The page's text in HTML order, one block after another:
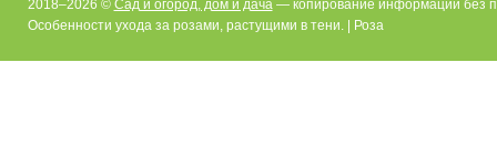
2018–2026 © Сад и огород, дом и дача — копирование информации без
Особенности ухода за розами, растущими в тени. | Роза